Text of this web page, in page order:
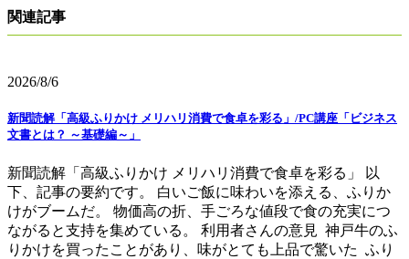
関連記事
2026/8/6
新聞読解「高級ふりかけ メリハリ消費で食卓を彩る」/PC講座「ビジネス
文書とは？ ～基礎編～」
新聞読解「高級ふりかけ メリハリ消費で食卓を彩る」 以
下、記事の要約です。 白いご飯に味わいを添える、ふりか
けがブームだ。 物価高の折、手ごろな値段で食の充実につ
ながると支持を集めている。 利用者さんの意見 神戸牛のふ
りかけを買ったことがあり、味がとても上品で驚いた ふり